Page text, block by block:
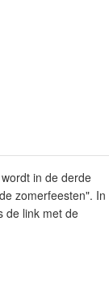
in de derde
zomerfeesten". In
de link met de